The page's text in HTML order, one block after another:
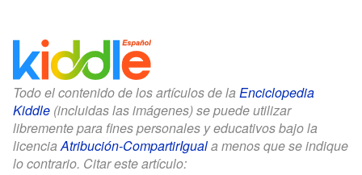
Todo el contenido de los artículos de la Enciclopedia
Kiddle (incluidas las imágenes) se puede utilizar
libremente para fines personales y educativos bajo la
licenciaAtribución-CompartirIguala menos que se indique
lo contrario. Citar este artículo: